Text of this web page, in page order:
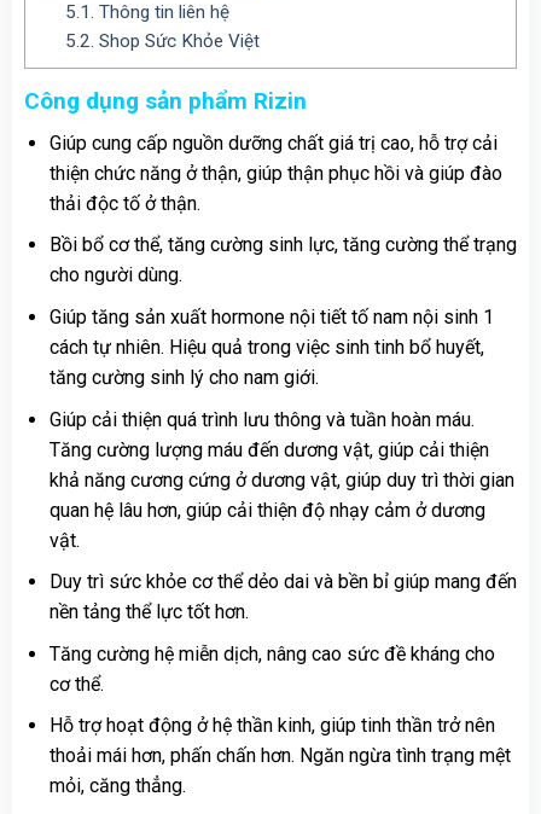
5.1. Thông tin liên hệ
5.2. Shop Sức Khỏe Việt
Công dụng sản phẩm Rizin
Giúp cung cấp nguồn dưỡng chất giá trị cao, hỗ trợ cải
thiện chức năng ở thận, giúp thận phục hồi và giúp đào
thải độc tố ở thận.
Bồi bổ cơ thể, tăng cường sinh lực, tăng cường thể trạng
cho người dùng.
Giúp tăng sản xuất hormone nội tiết tố nam nội sinh 1
cách tự nhiên. Hiệu quả trong việc sinh tinh bổ huyết,
tăng cường sinh lý cho nam giới.
Giúp cải thiện quá trình lưu thông và tuần hoàn máu.
Tăng cường lượng máu đến dương vật, giúp cải thiện
khả năng cương cứng ở dương vật, giúp duy trì thời gian
quan hệ lâu hơn, giúp cải thiện độ nhạy cảm ở dương
vật.
Duy trì sức khỏe cơ thể dẻo dai và bền bỉ giúp mang đến
nền tảng thể lực tốt hơn.
Tăng cường hệ miễn dịch, nâng cao sức đề kháng cho
cơ thể.
Hỗ trợ hoạt động ở hệ thần kinh, giúp tinh thần trở nên
thoải mái hơn, phấn chấn hơn. Ngăn ngừa tình trạng mệt
mỏi, căng thẳng.